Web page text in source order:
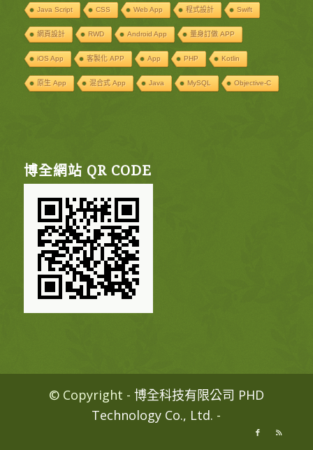
Java Script CSS Web App 程式設計 Swift
網頁設計 RWD Android App 量身訂做 APP
iOS App 客製化 APP App PHP Kotlin
原生 App 混合式 App Java MySQL Objective-C
博全網站 QR CODE
© Copyright - 博全科技有限公司 PHD
Technology Co., Ltd. -